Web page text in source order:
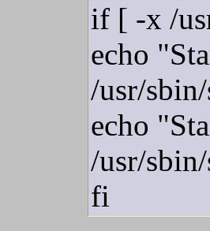
if [ -x /
echo
/usr/
echo
/usr/
fi